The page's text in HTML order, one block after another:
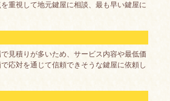
重視して地元鍵屋に相談、最も早い鍵屋に
見積りが多いため、サービス内容や最低価
応対を通じて信頼できそうな鍵屋に依頼し